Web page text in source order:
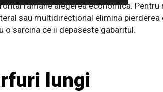
ramane alegerea economica.
sau multidirectional elimina pierderea
o sarcina ce ii depaseste gabaritul.
lungi